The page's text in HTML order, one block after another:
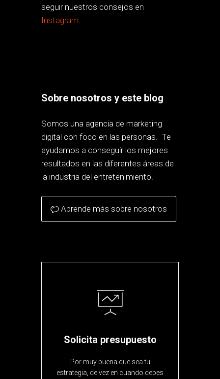
seguir nuestros consejos en
Instagram.
Sobre nosotros y este blog
Somos una agencia de marketing
digital con foco en las personas. Te
ayudamos a conseguir los mejores
resultados en las diferentes áreas de
la industria del entretenimiento.
Aprende más sobre nosotros
Solicita presupuesto
Por muy buena que sea tu
estrategia, de vez en cuando debes